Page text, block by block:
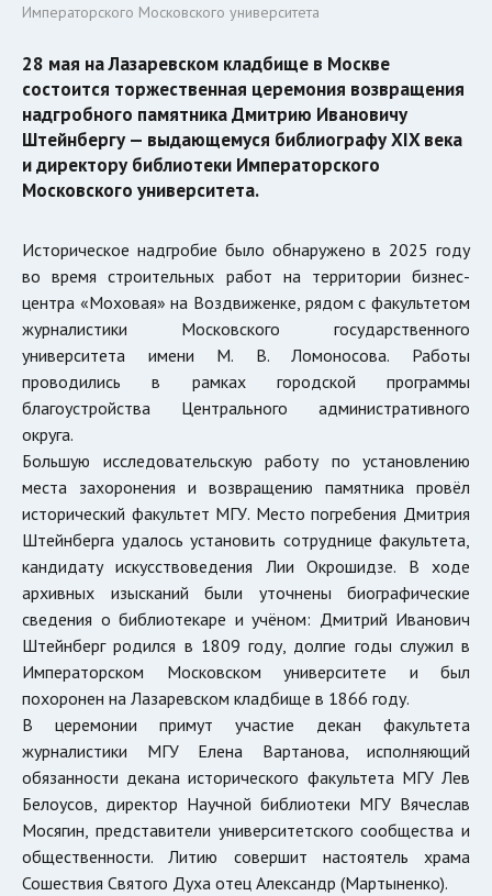
Императорского Московского университета
28 мая на Лазаревском кладбище в Москве
состоится торжественная церемония возвращения
надгробного памятника Дмитрию Ивановичу
Штейнбергу — выдающемуся библиографу XIX века
и директору библиотеки Императорского
Московского университета.
Историческое надгробие было обнаружено в 2025 году
во время строительных работ на территории бизнес-
центра «Моховая» на Воздвиженке, рядом с факультетом
журналистики Московского государственного
университета имени М. В. Ломоносова. Работы
проводились в рамках городской программы
благоустройства Центрального административного
округа.
Большую исследовательскую работу по установлению
места захоронения и возвращению памятника провёл
исторический факультет МГУ. Место погребения Дмитрия
Штейнберга удалось установить сотруднице факультета,
кандидату искусствоведения Лии Окрошидзе. В ходе
архивных изысканий были уточнены биографические
сведения о библиотекаре и учёном: Дмитрий Иванович
Штейнберг родился в 1809 году, долгие годы служил в
Императорском Московском университете и был
похоронен на Лазаревском кладбище в 1866 году.
В церемонии примут участие декан факультета
журналистики МГУ Елена Вартанова , исполняющий
обязанности декана исторического факультета МГУ Лев
Белоусов , директор Научной библиотеки МГУ Вячеслав
Мосягин, представители университетского сообщества и
общественности. Литию совершит настоятель храма
Сошествия Святого Духа отец Александр (Мартыненко).